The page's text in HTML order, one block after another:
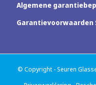
Algemene
Garantievoorwaarden
© Copyright - Seuren